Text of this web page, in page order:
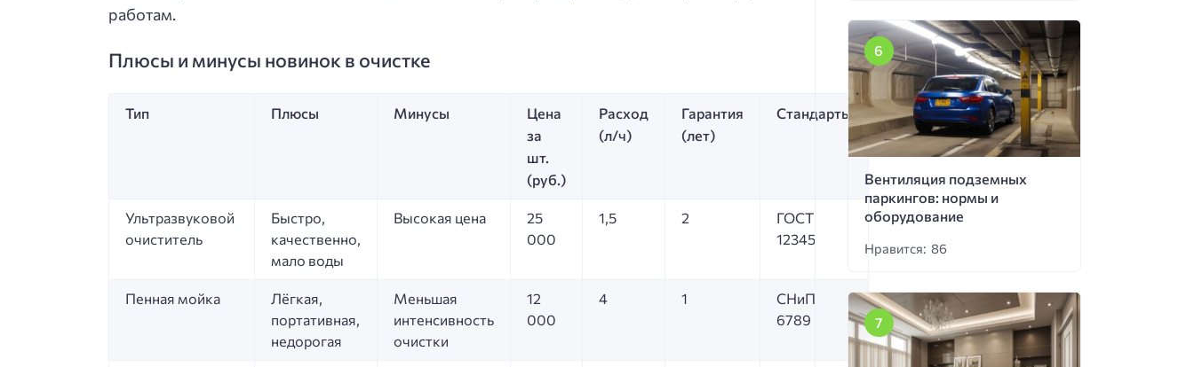
работам.
Плюсы и минусы новинок в очистке
Тип Плюсы Минусы
Цена
за
шт.
(руб.)
Расход
(л/ч)
Гарантия
(лет)
Стандарты
Ультразвуковой
очиститель
Быстро,
качественно,
мало воды
Высокая цена
25
000
1,5 2
ГОСТ
12345
Пенная мойка
Лёгкая,
портативная,
недорогая
Меньшая
интенсивность
очистки
12
000
4 1
СНиП
6789
Вентиляция подземных
паркингов: нормы и
оборудование
Нравится: 86